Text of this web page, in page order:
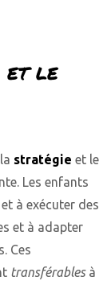
et le
stratégie et le
Les enfants
à exécuter des
et à adapter
Ces
transférablesà